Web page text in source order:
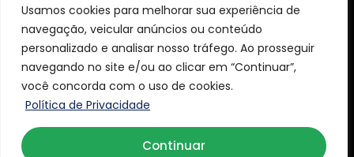
Usamos cookies para melhorar sua experiência de
navegação, veicular anúncios ou conteúdo
personalizado e analisar nosso tráfego. Ao prosseguir
navegando no site e/ou ao clicar em “Continuar”,
você concorda com o uso de cookies.
Política de Privacidade
Continuar
CEP: 74440-185
Copyright © 2026 Aider Graff. Todos os direitos reservados.